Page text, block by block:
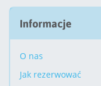
Informacje
O nas
Jak rezerwować